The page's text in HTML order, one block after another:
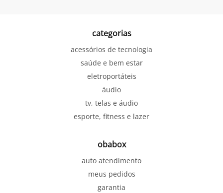
categorias
acessórios de tecnologia
saúde e bem estar
eletroportáteis
áudio
tv, telas e áudio
esporte, fitness e lazer
obabox
auto atendimento
meus pedidos
garantia